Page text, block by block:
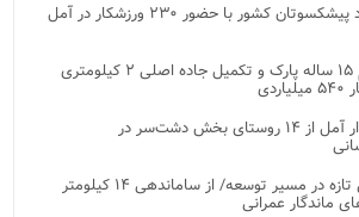
رقابت‌های کشتی آزاد پیشکسوتان کشور با حضور ۲۳۰ ورزشکار در آمل
پایان پروژه نیمه‌تمام ۱۵ ساله پارک و تکمیل جاده اصلی ۲ کیلومتری
بازدید میدانی فرماندار آمل از ۱۴ روستای بخش دشت‌سر در
چالوس آماده جهشی تازه در مسیر توسعه/ از ساماندهی ۱۴ کیلومتر
ماندگار عمرانی